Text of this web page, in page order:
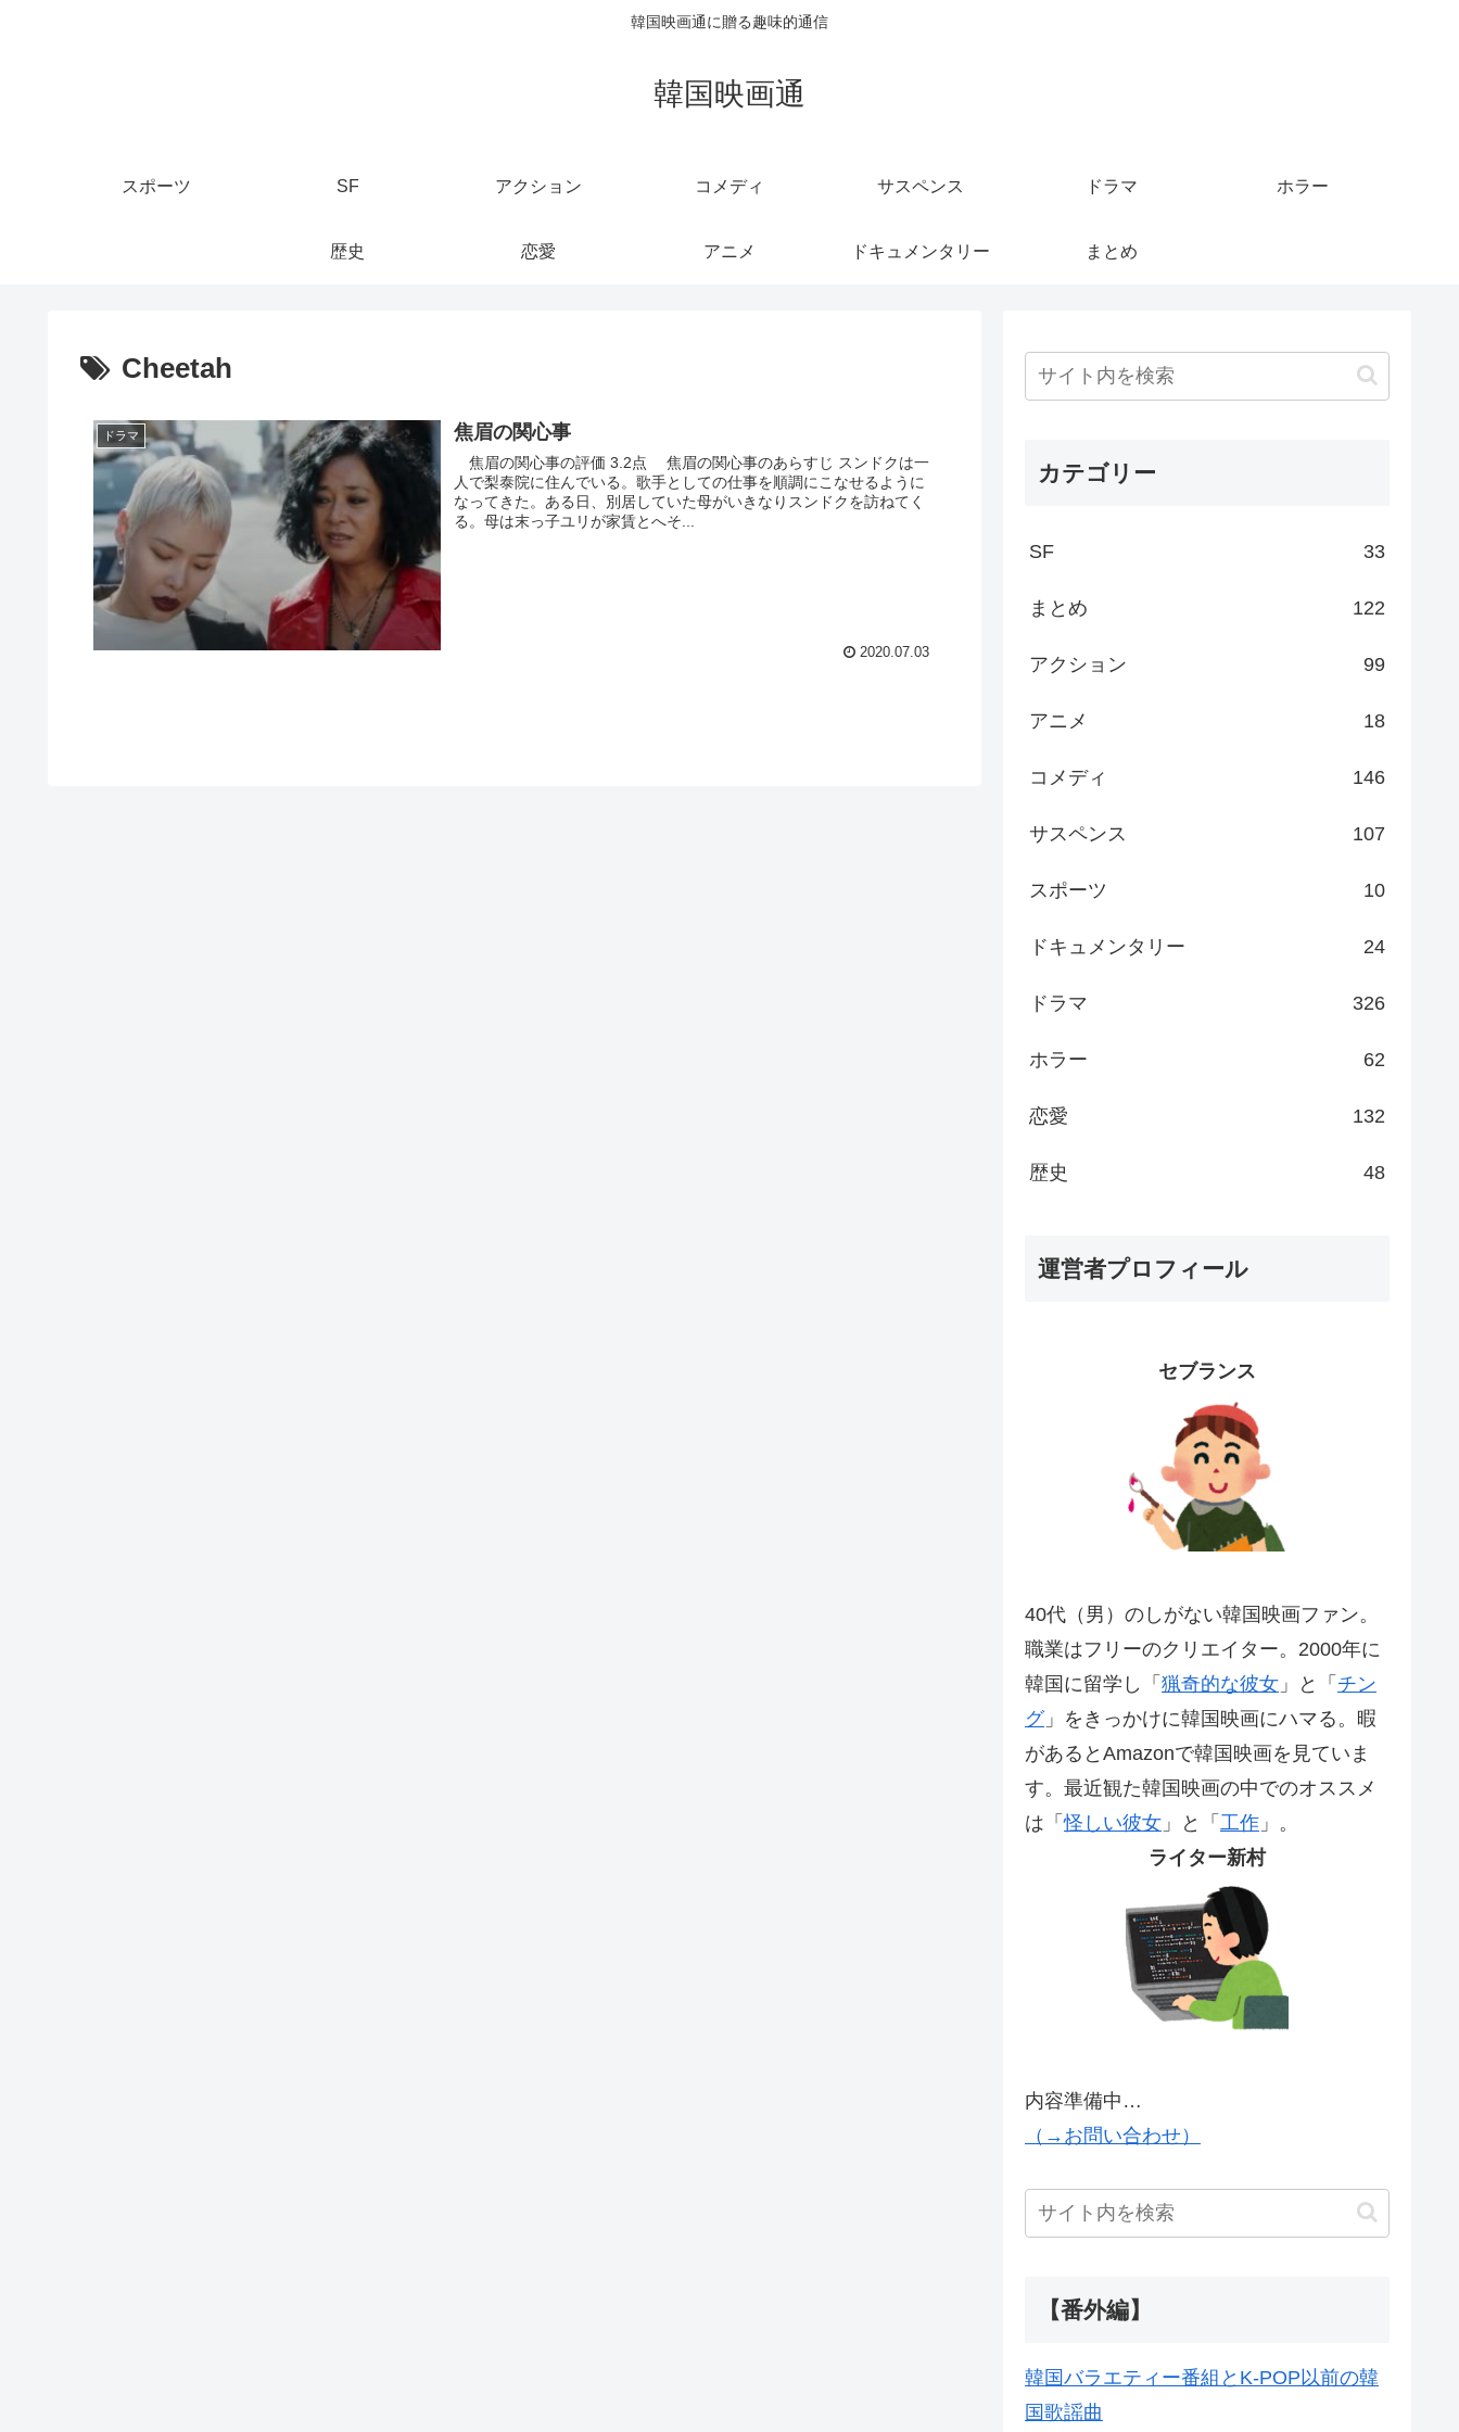
韓国映画通に贈る趣味的通信
韓国映画通
スポーツ SF アクション コメディ サスペンス ドラマ ホラー
歴史 恋愛 アニメ ドキュメンタリー まとめ
Cheetah
ドラマ 焦眉の関心事
焦眉の関心事の評価 3.2点 焦眉の関心事のあらすじ スンドクは一
人で梨泰院に住んでいる。歌手としての仕事を順調にこなせるように
なってきた。ある日、別居していた母がいきなりスンドクを訪ねてく
る。母は末っ子ユリが家賃とへそ...
2020.07.03
カテゴリー
SF 33
まとめ 122
アクション 99
アニメ 18
コメディ 146
サスペンス 107
スポーツ 10
ドキュメンタリー 24
ドラマ 326
ホラー 62
恋愛 132
歴史 48
運営者プロフィール
セブランス
40代（男）のしがない韓国映画ファン。
職業はフリーのクリエイター。2000年に
韓国に留学し「 猟奇的な彼女 」と「 チン
グ」をきっかけに韓国映画にハマる。暇
があるとAmazonで韓国映画を見ていま
す。最近観た韓国映画の中でのオススメ
は「怪しい彼女 」と「 工作 」。
ライター新村
内容準備中…
（→お問い合わせ）
【番外編】
韓国バラエティー番組とK-POP以前の韓
国歌謡曲